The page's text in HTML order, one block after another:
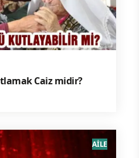
Caiz midir?
AİLE